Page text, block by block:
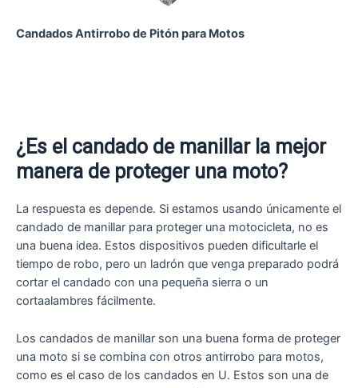
Candados Antirrobo de Pitón para Motos
¿Es el candado de manillar la mejor
manera de proteger una moto?
La respuesta es depende. Si estamos usando únicamente el
candado de manillar para proteger una motocicleta, no es
una buena idea. Estos dispositivos pueden dificultarle el
tiempo de robo, pero un ladrón que venga preparado podrá
cortar el candado con una pequeña sierra o un
cortaalambres fácilmente.
Los candados de manillar son una buena forma de proteger
una moto si se combina con otros antirrobo para motos,
como es el caso de los candados en U. Estos son una de